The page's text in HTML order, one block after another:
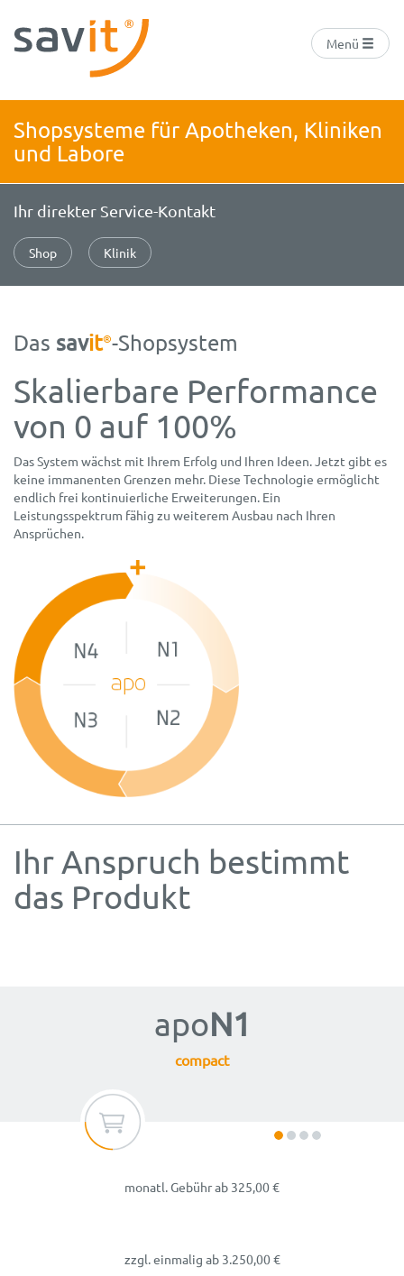
Menü
Shopsysteme für Apotheken, Kliniken
und Labore
Ihr direkter Service-Kontakt
Shop Klinik
Das savit®-Shopsystem
Skalierbare Performance
von 0 auf 100%
Das System wächst mit Ihrem Erfolg und Ihren Ideen. Jetzt gibt es
keine immanenten Grenzen mehr. Diese Technologie ermöglicht
endlich frei kontinuierliche Erweiterungen. Ein
Leistungsspektrum fähig zu weiterem Ausbau nach Ihren
Ansprüchen.
Ihr Anspruch bestimmt
das Produkt
apoN1
compact
monatl. Gebührab 325,00€
zzgl. einmalig ab 3.250,00 €